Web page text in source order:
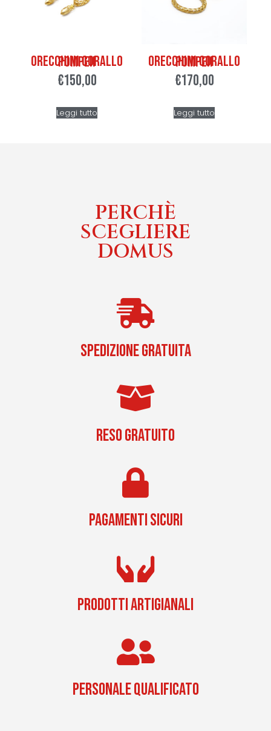
Orecchini corallo Pompeii
€150,00
Leggi tutto
Orecchini corallo Pompeii
€170,00
Leggi tutto
PERCHÈ
SCEGLIERE
DOMUS
SPEDIZIONE GRATUITA
RESO GRATUITO
PAGAMENTI SICURI
PRODOTTI ARTIGIANALI
PERSONALE QUALIFICATO